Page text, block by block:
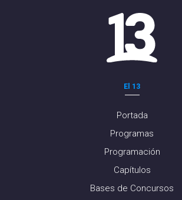
El 13
Portada
Programas
Programación
Capítulos
Bases de Concursos